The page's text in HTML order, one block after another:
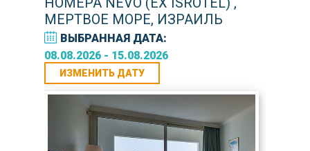
МЕРТВОЕ МОРЕ, ИЗРАИЛЬ
ВЫБРАННАЯ ДАТА:
08.08.2026 - 15.08.2026
ИЗМЕНИТЬ ДАТУ